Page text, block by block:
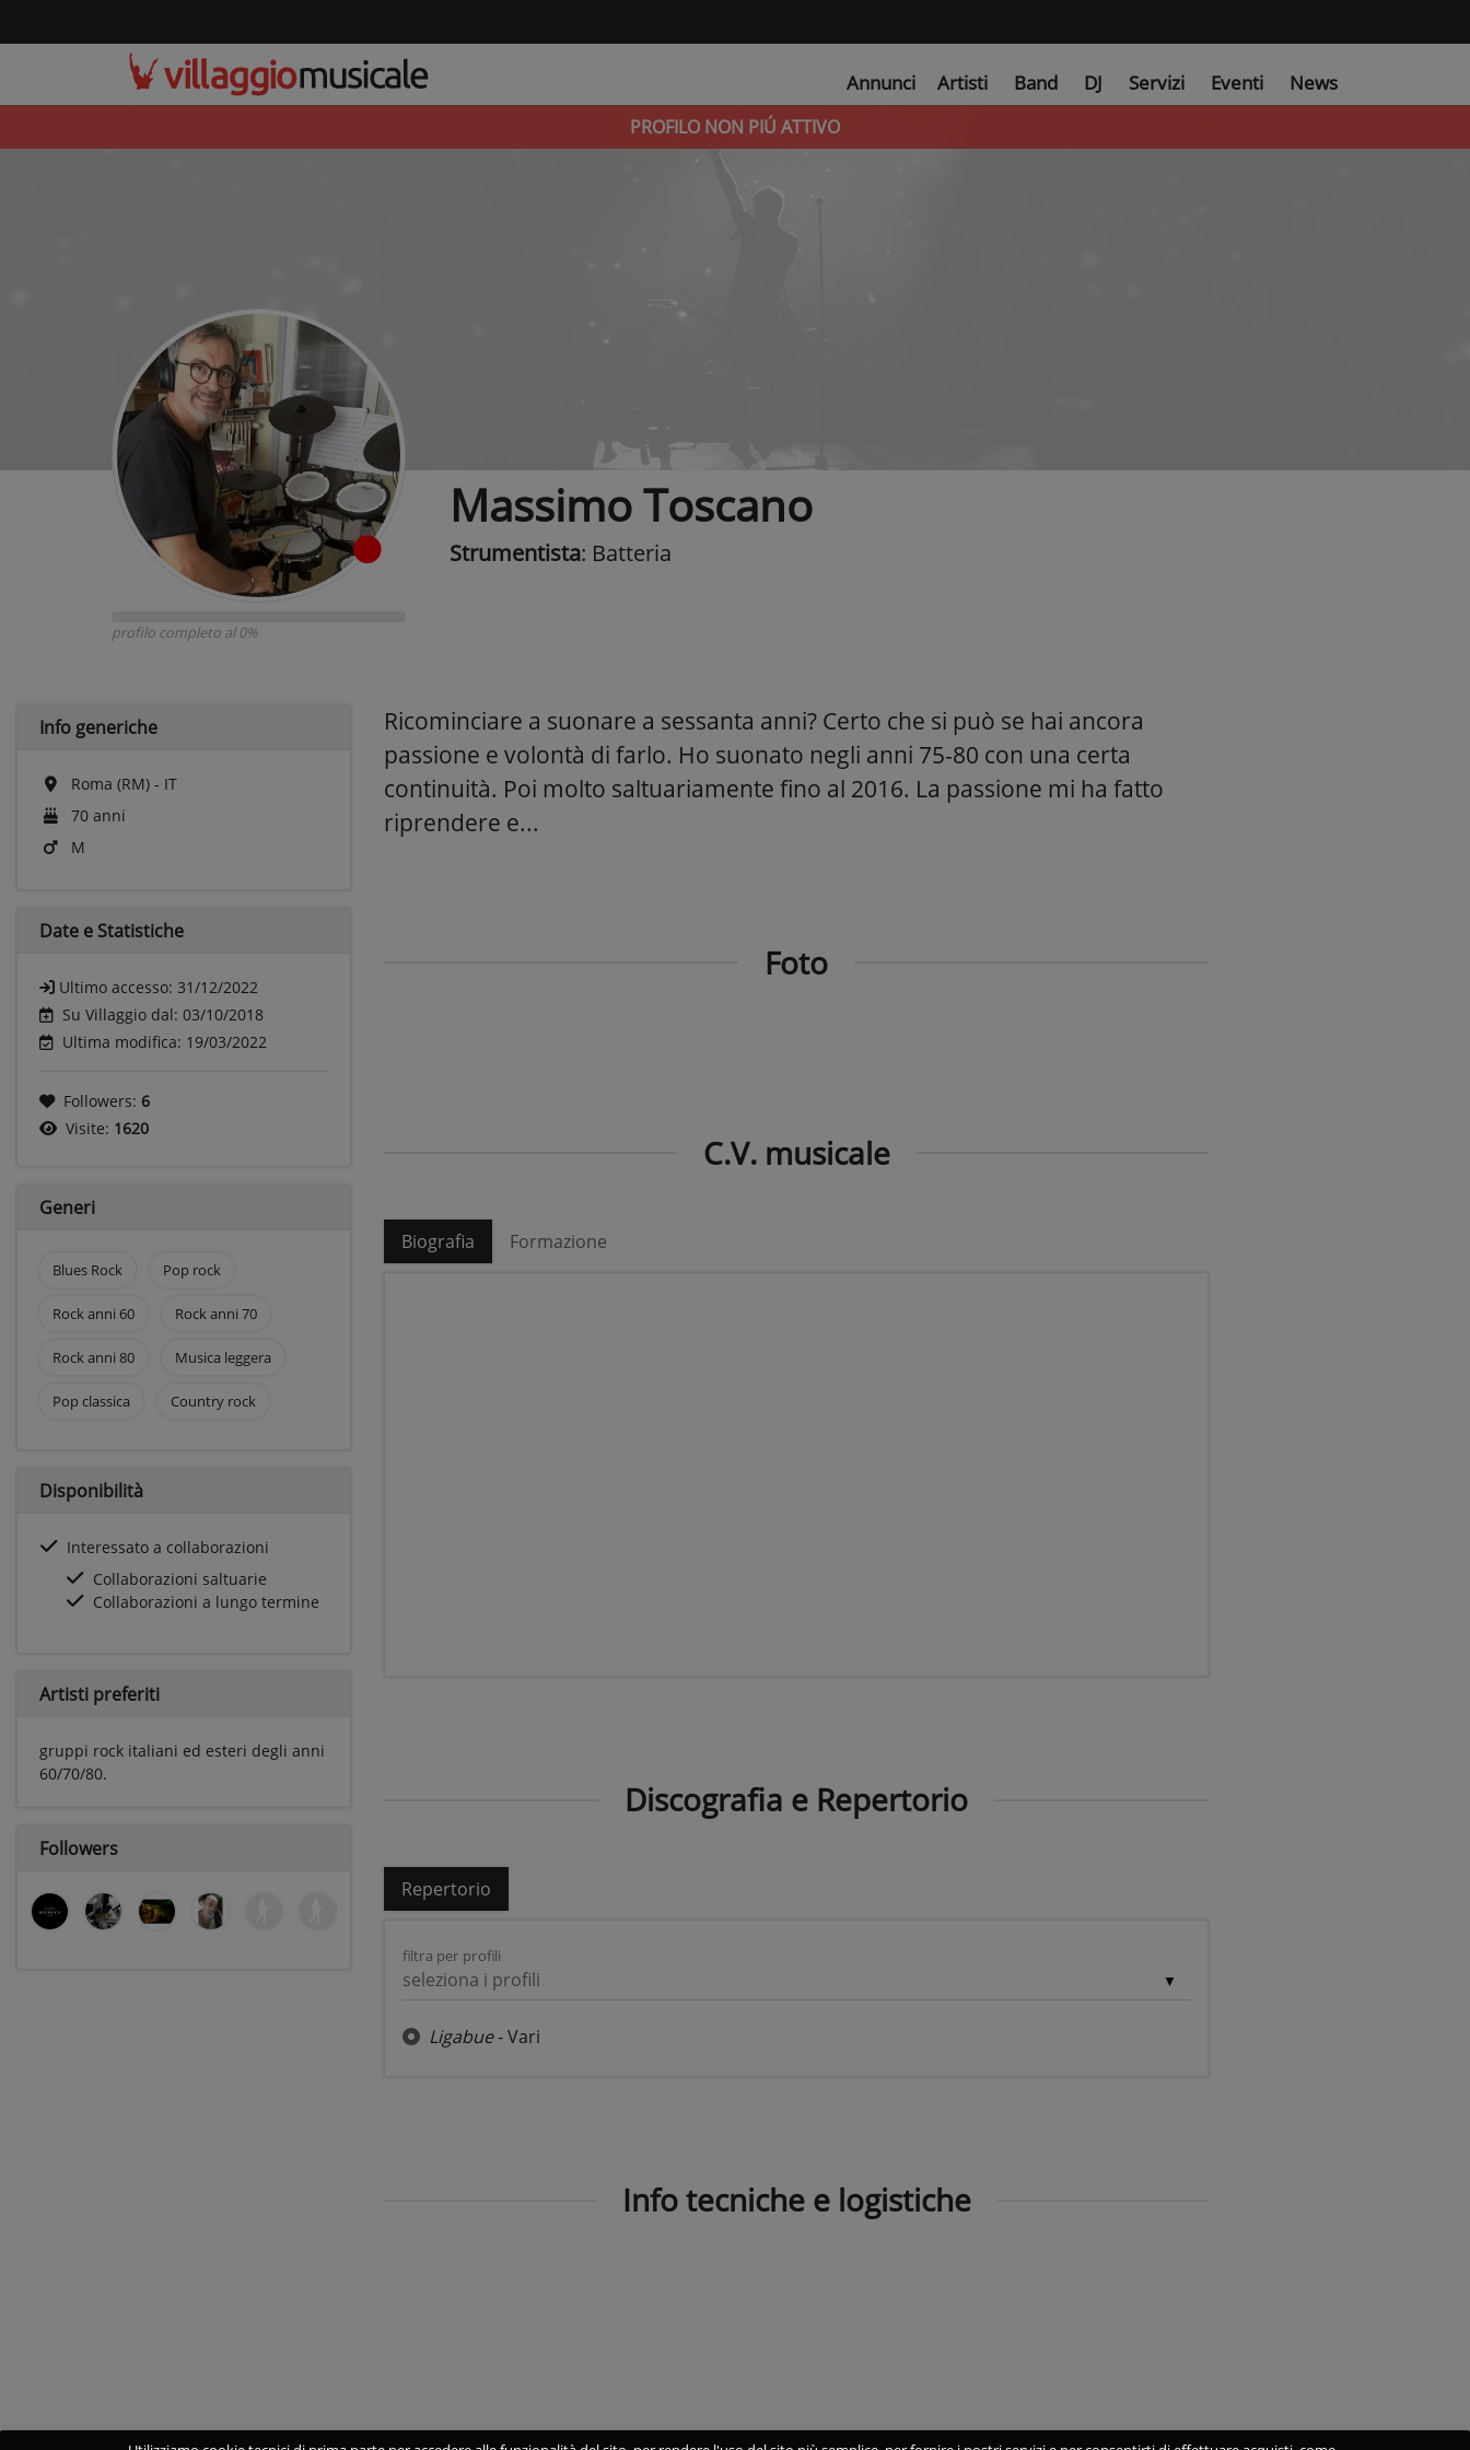
Annunci Artisti Band DJ Servizi Eventi News
PROFILO NON PIÚ ATTIVO
profilo completo al 0%
Massimo Toscano
Strumentista: Batteria
Info generiche
Roma (RM) - IT
70 anni
M
Date e Statistiche
Ultimo accesso: 31/12/2022
Su Villaggio dal: 03/10/2018
Ultima modifica: 19/03/2022
Followers: 6
Visite: 1620
Generi
Blues Rock Pop rock
Rock anni 60 Rock anni 70
Rock anni 80 Musica leggera
Pop classica Country rock
Disponibilità
Interessato a collaborazioni
Collaborazioni saltuarie
Collaborazioni a lungo termine
Artisti preferiti
gruppi rock italiani ed esteri degli anni
60/70/80.
Followers
Ricominciare a suonare a sessanta anni? Certo che si può se hai ancora
passione e volontà di farlo. Ho suonato negli anni 75-80 con una certa
continuità. Poi molto saltuariamente fino al 2016. La passione mi ha fatto
riprendere e...
Foto
C.V. musicale
Biografia Formazione
Discografia e Repertorio
Repertorio
filtra per profili
seleziona i profili
Ligabue- Vari
Info tecniche e logistiche